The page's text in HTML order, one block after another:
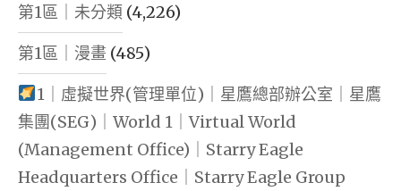
第1區｜未分類 (4,226)
第1區｜漫畫 (485)
1｜虛擬世界(管理單位)｜星鷹總部辦公室｜星鷹
集團(SEG)｜World 1｜Virtual World
(Management Office)｜Starry Eagle
Headquarters Office｜Starry Eagle Group